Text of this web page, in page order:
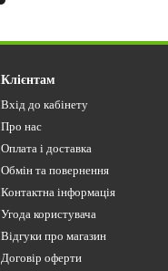
Клієнтам
Вхід до кабінету
Про нас
Оплата і доставка
Обмін та повернення
Контактна інформація
Угода користувача
Відгуки про магазин
Договір оферти